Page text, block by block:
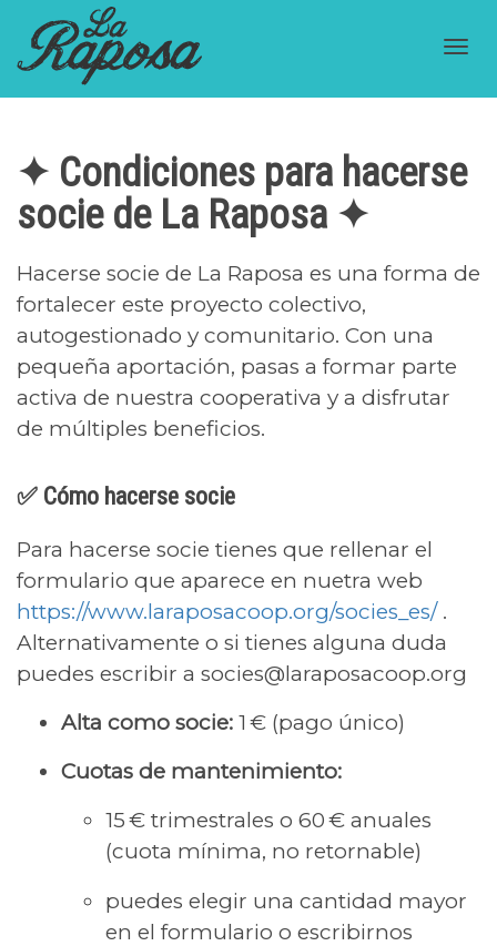
✦ Condiciones para hacerse
socie de La Raposa ✦
Hacerse socie de La Raposa es una forma de
fortalecer este proyecto colectivo,
autogestionado y comunitario. Con una
pequeña aportación, pasas a formar parte
activa de nuestra cooperativa y a disfrutar
de múltiples beneficios.
✅ Cómo hacerse socie
Para hacerse socie tienes que rellenar el
formulario que aparece en nuetra web
https://www.laraposacoop.org/socies_es/.
Alternativamente o si tienes alguna duda
puedes escribir a socies@laraposacoop.org
Alta como socie: 1 € (pago único)
Cuotas de mantenimiento:
15 € trimestrales o 60 € anuales
(cuota mínima, no retornable)
puedes elegir una cantidad mayor
en el formulario o escribirnos